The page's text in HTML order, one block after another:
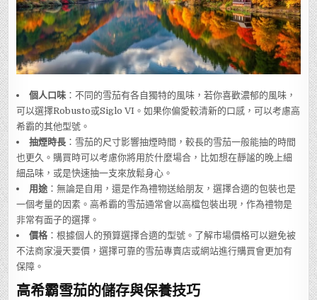
個人口味 ：不同的雪茄有各自獨特的風味，若你喜歡濃郁的風味，
可以選擇Robusto或Siglo VI。如果你偏愛較清新的口感，可以考慮高
希霸的其他型號。
抽煙時長 ：雪茄的尺寸影響抽煙時間，較長的雪茄一般能抽的時間
也更久。購買時可以考慮你將用於什麼場合，比如想在靜謐的晚上細
細品味，或是快速抽一支來放鬆身心。
用途 ：無論是自用，還是作為禮物送給朋友，選擇合適的包裝也是
一個考量的因素。高希霸的雪茄通常會以高檔包裝出現，作為禮物是
非常有面子的選擇。
價格 ：根據個人的預算選擇合適的型號。了解市場價格可以避免被
不法商家漫天要價，選擇可靠的雪茄專賣店或網站進行購買會更加有
保障。
高希霸雪茄的儲存與保養技巧